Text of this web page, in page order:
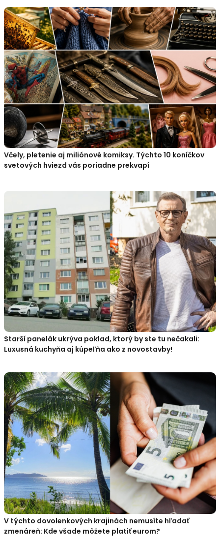
Včely, pletenie aj miliónové komiksy. Týchto 10 koníčkov
svetových hviezd vás poriadne prekvapí
Starší panelák ukrýva poklad, ktorý by ste tu nečakali:
Luxusná kuchyňa aj kúpeľňa ako z novostavby!
V týchto dovolenkových krajinách nemusíte hľadať
zmenáreň: Kde všade môžete platiť eurom?